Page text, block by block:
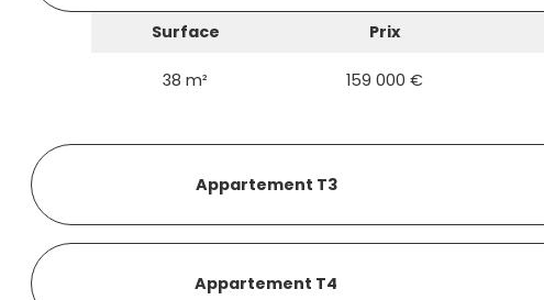
Surface Prix
38 m² 159 000 €
Appartement T3
Appartement T4